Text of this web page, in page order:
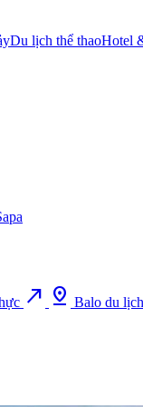
Du lịch thể thaoHotel
north_east pin_drop Balo du lịch